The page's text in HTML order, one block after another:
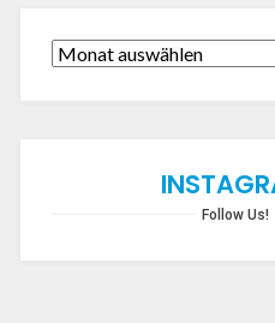
Follow Us!